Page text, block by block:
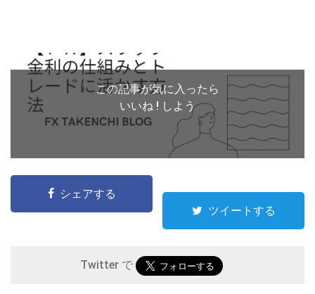
この記事が気に入ったら
いいね ! しよう
シェアする
ツイートする
Twitter で